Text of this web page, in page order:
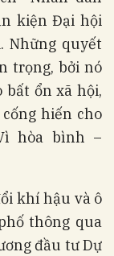
kiện Đại hội
Những quyết
trọng, bởi nó
ổn xã hội,
hiến cho
hòa bình –
khí hậu và ô
thông qua
đầu tư Dự